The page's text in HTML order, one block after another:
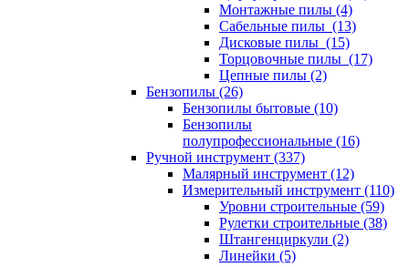
Монтажные пилы (4)
Сабельные пилы (13)
Дисковые пилы (15)
Торцовочные пилы (17)
Цепные пилы (2)
Бензопилы (26)
Бензопилы бытовые (10)
Бензопилы
полупрофессиональные (16)
Ручной инструмент (337)
Малярный инструмент (12)
Измерительный инструмент (110)
Уровни строительные (59)
Рулетки строительные (38)
Штангенциркули (2)
Линейки (5)